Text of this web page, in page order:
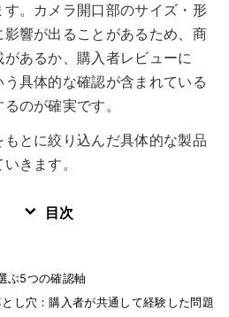
。カメラ開口部のサイズ・形
響が出ることがあるため、商
あるか、購入者レビューに
う具体的な確認が含まれている
のが確実です。
とに絞り込んだ具体的な製品
きます。
目次
ぶ5つの確認軸
し穴：購入者が共通して経験した問題